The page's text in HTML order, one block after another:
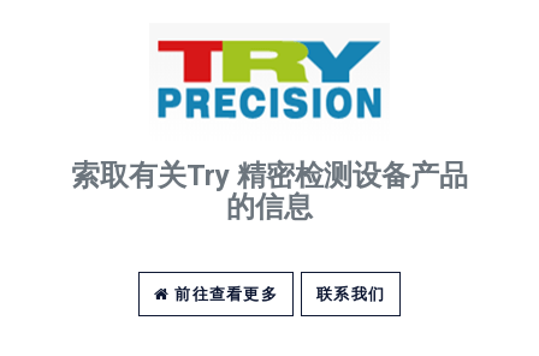
索取有关Try 精密检测设备产品
的信息
前往查看更多 联系我们